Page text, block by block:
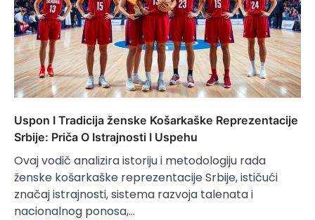
Uspon I Tradicija ženske Košarkaške Reprezentacije
Srbije: Priča O Istrajnosti I Uspehu
Ovaj vodič analizira istoriju i metodologiju rada
ženske košarkaške reprezentacije Srbije, ističući
značaj istrajnosti, sistema razvoja talenata i
nacionalnog ponosa,…